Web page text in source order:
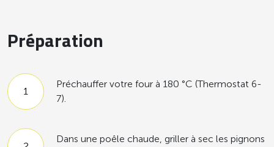
Préparation
Préchauffer votre four à 180 °C (Thermostat 6-
7).
Dans une poêle chaude, griller à sec les pignons